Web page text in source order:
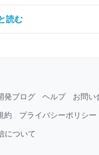
読む
発ブログ ヘルプ お問い
約 プライバシーポリシー
について